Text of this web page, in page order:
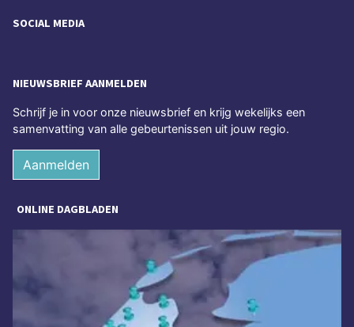
SOCIAL MEDIA
NIEUWSBRIEF AANMELDEN
Schrijf je in voor onze nieuwsbrief en krijg wekelijks een
samenvatting van alle gebeurtenissen uit jouw regio.
Aanmelden
ONLINE DAGBLADEN